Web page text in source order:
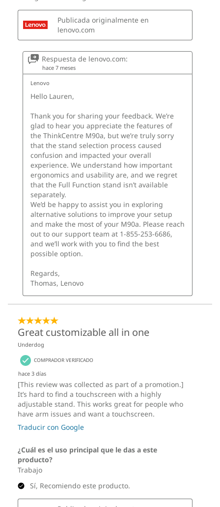
Sustentabilidad
Material
95 % de plástico de acrilonitrilo butadieno estireno
(ABS) reciclado de contenido posconsumo (PCC) en el
teclado y el mouse con cable
90 % de pulpa de papel en el material de protección
85 % de ABS reciclado de PCC en parte de las piezas de
plástico
30 % de plástico con destino al océano (OBP) en la
bolsa del dispositivo
Caja de cartón con certificación Forest Stewardship
Council® (FCC)
Certificaciones/Registros
ENERGY STAR® 9.0
Forest Stewardship Council® (FSC)
Cumplimiento con normas sanitarias (cumplimiento
parcial de IEC 60601-1/IEC 60601-1-2)
MIL-STD-810H
Certificación de alto rendimiento L1 de SGS**
TCO 10.0
TCO Edge
TÜV Eyesafe®
Certificación de eliminación de parpadeo de TÜV
Luz Azul Baja de TÜV
Certificación TÜV de nivel de ruido ultra bajo
Certificación de protección contra el polvo de UL
*Disponible en configuraciones de modelos seleccionados, solo en
**(Certificación de ruido ultrabajo con alto rendimiento de nivel 1
de SGS)
Estos son posibles componentes y cualidades de este producto. Los
su configuración.